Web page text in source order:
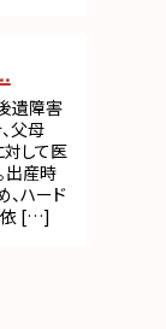
遺障害
父母
して医
出産時
ハード
依 […]